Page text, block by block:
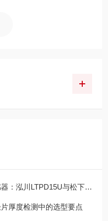
与松下HL-C201A-SP3M深度对比替代
厚度检测中的选型要点